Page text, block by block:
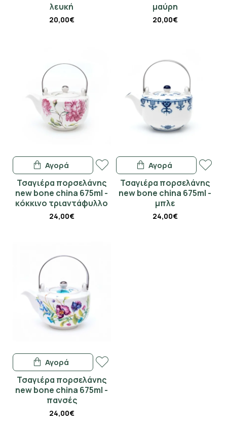
λευκή
20,00€
μαύρη
20,00€
Τσαγιέρα πορσελάνης
new bone china 675ml -
κόκκινο τριαντάφυλλο
24,00€
Αγορά
Τσαγιέρα πορσελάνης
new bone china 675ml -
μπλε
24,00€
Αγορά
Τσαγιέρα πορσελάνης
new bone china 675ml -
πανσές
24,00€
Αγορά